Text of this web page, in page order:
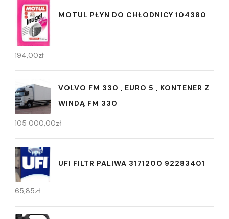
MOTUL PŁYN DO CHŁODNICY 104380
194,00zł
VOLVO FM 330 , EURO 5 , KONTENER Z
WINDĄ FM 330
105 000,00zł
UFI FILTR PALIWA 3171200 92283401
65,85zł